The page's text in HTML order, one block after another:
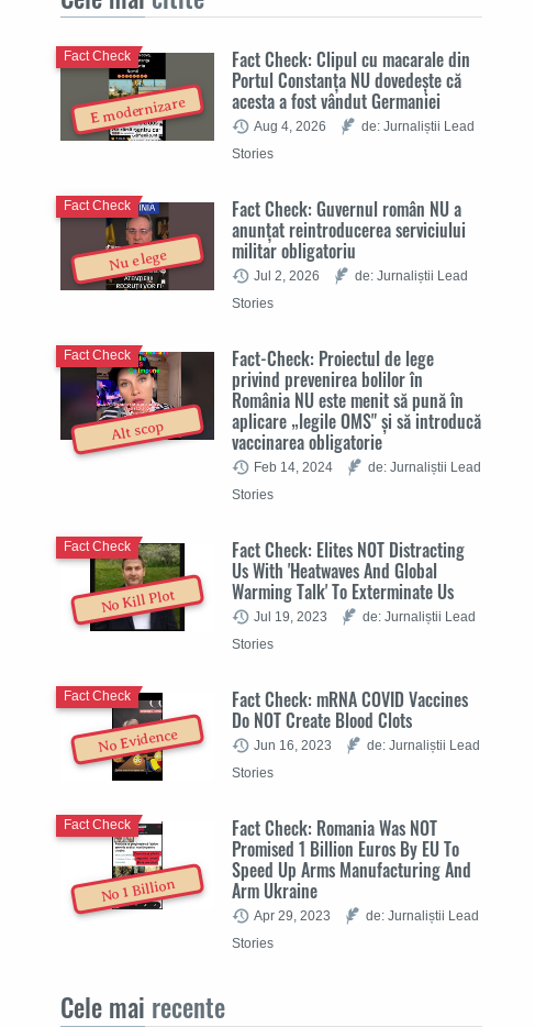
E modernizare
Fact Check: Clipul cu macarale din
Portul Constanța NU dovedește că
acesta a fost vândut Germaniei
Fact Check
Aug 4, 2026
de: Jurnaliștii Lead
Stories
Nu e lege
Fact Check: Guvernul român NU a
anunțat reintroducerea serviciului
militar obligatoriu
Fact Check
Jul 2, 2026
de: Jurnaliștii Lead
Stories
Alt scop
Fact-Check: Proiectul de lege
privind prevenirea bolilor în
România NU este menit să pună în
aplicare „legile OMS" și să introducă
vaccinarea obligatorie
Fact Check
Feb 14, 2024
de: Jurnaliștii Lead
Stories
No Kill Plot
Fact Check: Elites NOT Distracting
Us With 'Heatwaves And Global
Warming Talk' To Exterminate Us
Fact Check
Jul 19, 2023
de: Jurnaliștii Lead
Stories
No Evidence
Fact Check: mRNA COVID Vaccines
Do NOT Create Blood Clots
Fact Check
Jun 16, 2023
de: Jurnaliștii Lead
Stories
No 1 Billion
Fact Check: Romania Was NOT
Promised 1 Billion Euros By EU To
Speed Up Arms Manufacturing And
Arm Ukraine
Fact Check
Apr 29, 2023
de: Jurnaliștii Lead
Stories
Cele mai recente